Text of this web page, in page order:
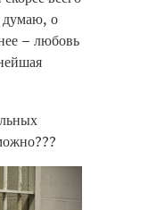
думаю, о
– любовь